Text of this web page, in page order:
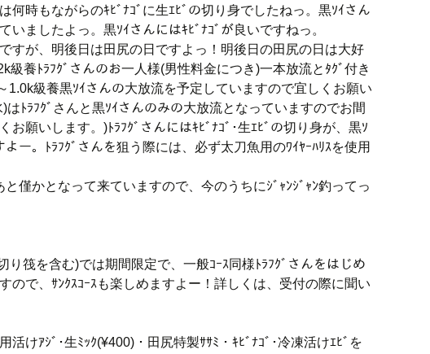
何時もながらのｷﾋﾞﾅｺﾞに生ｴﾋﾞの切り身でしたねっ。黒ｿｲさん
いましたよっ。黒ｿｲさんにはｷﾋﾞﾅｺﾞが良いですねっ。
すが、明後日は田尻の日ですよっ！明後日の田尻の日は大好
級養ﾄﾗﾌｸﾞさんのお一人様(男性料金につき)一本放流とﾀｸﾞ付き
1.0k級養黒ｿｲさんの大放流を予定していますので宜しくお願い
はﾄﾗﾌｸﾞさんと黒ｿｲさんのみの大放流となっていますのでお間
お願いします。)ﾄﾗﾌｸﾞさんにはｷﾋﾞﾅｺﾞ･生ｴﾋﾞの切り身が、黒ｿ
よー。ﾄﾗﾌｸﾞさんを狙う際には、必ず太刀魚用のﾜｲﾔｰﾊﾘｽを使用
と僅かとなって来ていますので、今のうちにｼﾞｬﾝｼﾞｬﾝ釣ってっ
り筏を含む)では期間限定で、一般ｺｰｽ同様ﾄﾗﾌｸﾞさんをはじめ
ので、ｻﾝｸｽｺｰｽも楽しめますよー！詳しくは、受付の際に聞い
活けｱｼﾞ･生ﾐｯｸ(¥400)・田尻特製ｻｻﾐ・ｷﾋﾞﾅｺﾞ･冷凍活けｴﾋﾞを